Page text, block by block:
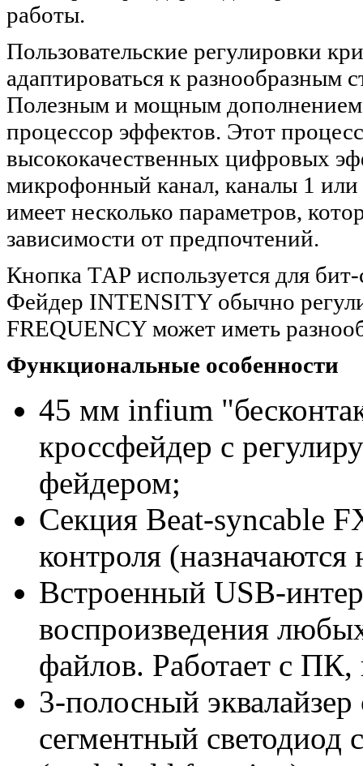
работы.
Пользовательские регулировки
адаптироваться к разнообразным
Полезным и мощным дополнением
процессор эффектов. Этот
высококачественных цифровых
микрофонный канал, каналы 1
имеет несколько параметров,
зависимости от предпочтений.
Кнопка ТАР используется для
Фейдер INTENSITY обычно
FREQUENCY может иметь
Функциональные особенности
45 мм infium
кроссфейдер с
фейдером;
Секция Beat-syncable
контроля
Встроенный USB-
воспроизведения
файлов. Работает с
3-полосный
сегментный